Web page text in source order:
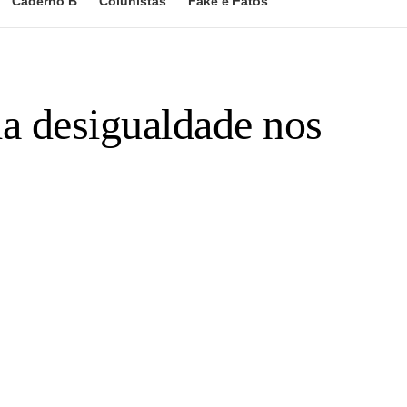
desigualdade nos